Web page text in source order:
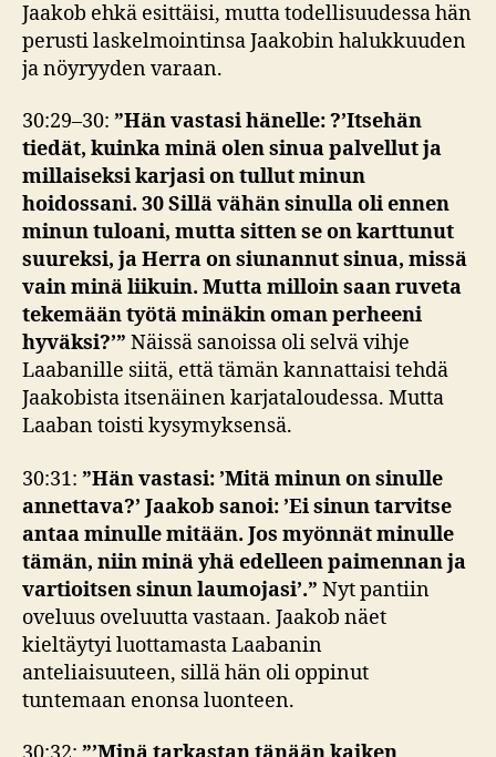
Jaakob ehkä esittäisi, mutta todellisuudessa hän
perusti laskelmointinsa Jaakobin halukkuuden
ja nöyryyden varaan.
30:29–30: ”Hän vastasi hänelle:?’Itsehän
tiedät, kuinka minä olen sinua palvellut ja
millaiseksi karjasi on tullut minun
hoidossani. 30 Sillä vähän sinulla oli ennen
minun tuloani, mutta sitten se on karttunut
suureksi, ja Herra on siunannut sinua, missä
vain minä liikuin. Mutta milloin saan ruveta
tekemään työtä minäkin oman perheeni
hyväksi?’” Näissä sanoissa oli selvä vihje
Laabanille siitä, että tämän kannattaisi tehdä
Jaakobista itsenäinen karjataloudessa. Mutta
Laaban toisti kysymyksensä.
30:31: ”Hän vastasi: ’Mitä minun on sinulle
annettava?’ Jaakob sanoi: ’Ei sinun tarvitse
antaa minulle mitään. Jos myönnät minulle
tämän, niin minä yhä edelleen paimennan ja
vartioitsen sinun laumojasi’.” Nyt pantiin
oveluus oveluutta vastaan. Jaakob näet
kieltäytyi luottamasta Laabanin
anteliaisuuteen, sillä hän oli oppinut
tuntemaan enonsa luonteen.